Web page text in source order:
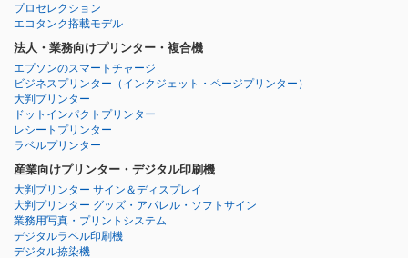
プロセレクション
エコタンク搭載モデル
法人・業務向けプリンター・複合機
エプソンのスマートチャージ
ビジネスプリンター （インクジェット・ページプリンター）
大判プリンター
ドットインパクトプリンター
レシートプリンター
ラベルプリンター
産業向けプリンター・デジタル印刷機
大判プリンター サイン＆ディスプレイ
大判プリンター グッズ・アパレル・ソフトサイン
業務用写真・プリントシステム
デジタルラベル印刷機
デジタル捺染機